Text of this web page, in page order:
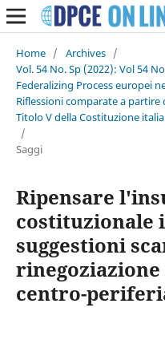
Home / Archives /
Vol. 54 No. Sp (2022): Vol 54
Federalizing Process europei
Riflessioni comparate a partire
Titolo V della Costituzione
/
Saggi
Ripensare
costituzionale
suggestioni
centro-